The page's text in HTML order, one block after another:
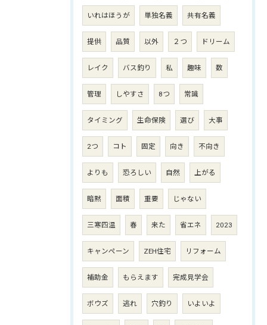
いれはほうが 単独名義 共有名義
提供 品質 以外 ２つ ドリーム
レイク バス釣り 私 趣味 数
管理 しやすさ 8つ 常識
タイミング 生命保険 選び 大事
2つ コト 固定 向き 不向き
よりも 恐ろしい 自然 上がる
暗黙 面積 重要 じゃない
三寒四温 春 来た 省エネ 2023
キャンペーン ZEH住宅 リフォーム
補助金 もらえます 完成見学会
ボウズ 逃れ 穴釣り いよいよ